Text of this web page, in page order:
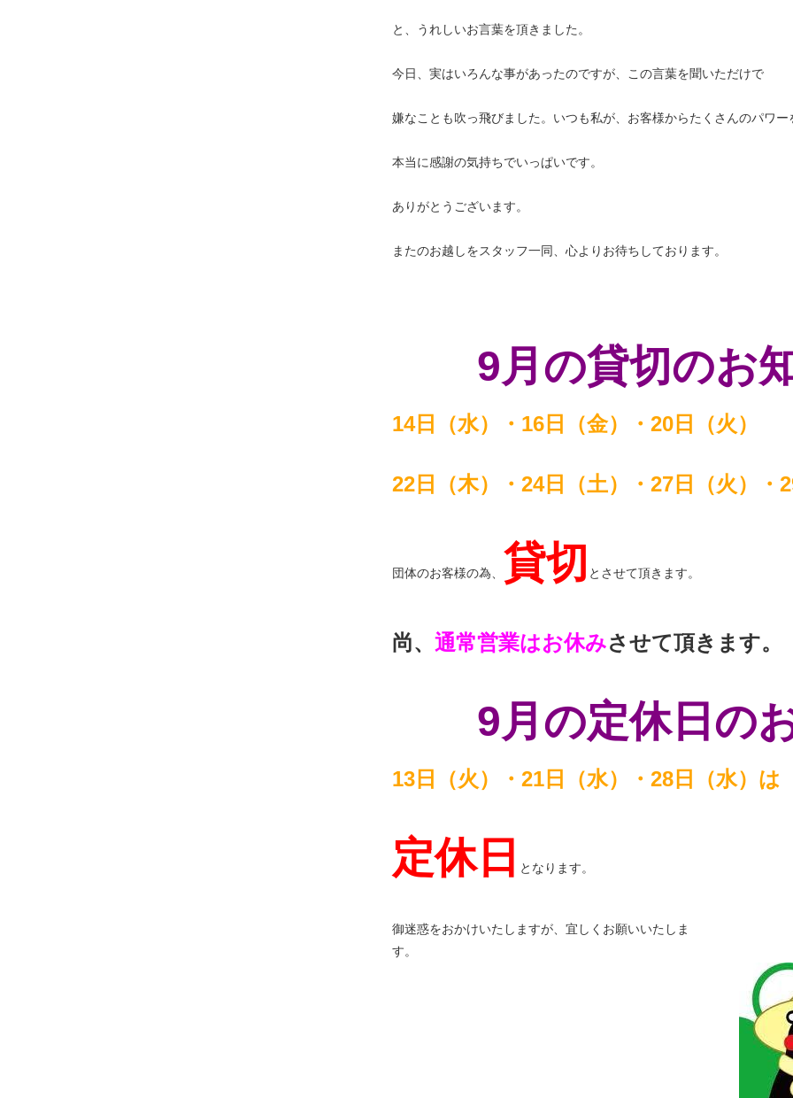
と、うれしいお言葉を頂きました。
今日、実はいろんな事があったのですが、この言葉を聞いただけで
嫌なことも吹っ飛びました。いつも私が、お客様からたくさんのパワ
本当に感謝の気持ちでいっぱいです。
ありがとうございます。
またのお越しをスタッフ一同、心よりお待ちしております。
9月の貸切のお
14日（水）・16日（金）・20日（火）
22日（木）・24日（土）・27日（火）・
団体のお客様の為、 貸切 とさせて頂きます。
尚、 通常営業はお休みさせて頂きます。
9月の定休日の
13日（火）・ 21日（水）・28日（水）は
定休日 となります。
御迷惑をおかけいたしますが、宜しくお願いいたしま
す。